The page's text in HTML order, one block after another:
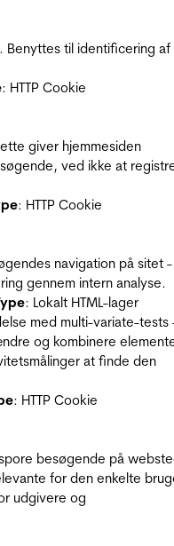
Benyttes til identificering af
: HTTP Cookie
giver hjemmesiden
ved ikke at
: HTTP Cookie
navigation på sitet -
gennem intern analyse.
: Lokalt HTML-lager
med multi-variate-tests
og kombinere
at finde den
: HTTP Cookie
besøgende på
for den enkelte
udgivere og